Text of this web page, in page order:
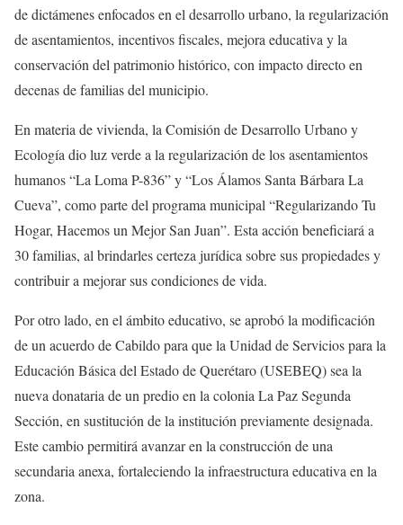
de dictámenes enfocados en el desarrollo urbano, la regularización
de asentamientos, incentivos fiscales, mejora educativa y la
conservación del patrimonio histórico, con impacto directo en
decenas de familias del municipio.
En materia de vivienda, la Comisión de Desarrollo Urbano y
Ecología dio luz verde a la regularización de los asentamientos
humanos “La Loma P-836” y “Los Álamos Santa Bárbara La
Cueva”, como parte del programa municipal “Regularizando Tu
Hogar, Hacemos un Mejor San Juan”. Esta acción beneficiará a
30 familias, al brindarles certeza jurídica sobre sus propiedades y
contribuir a mejorar sus condiciones de vida.
Por otro lado, en el ámbito educativo, se aprobó la modificación
de un acuerdo de Cabildo para que la Unidad de Servicios para la
Educación Básica del Estado de Querétaro (USEBEQ) sea la
nueva donataria de un predio en la colonia La Paz Segunda
Sección, en sustitución de la institución previamente designada.
Este cambio permitirá avanzar en la construcción de una
secundaria anexa, fortaleciendo la infraestructura educativa en la
zona.